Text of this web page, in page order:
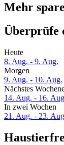
Mehr
Überprüfe
Heute
8. Aug. - 9. Aug.
Morgen
9. Aug. - 10. Aug.
Nächstes
14. Aug. - 16.
In zwei Wochen
21. Aug. - 23.